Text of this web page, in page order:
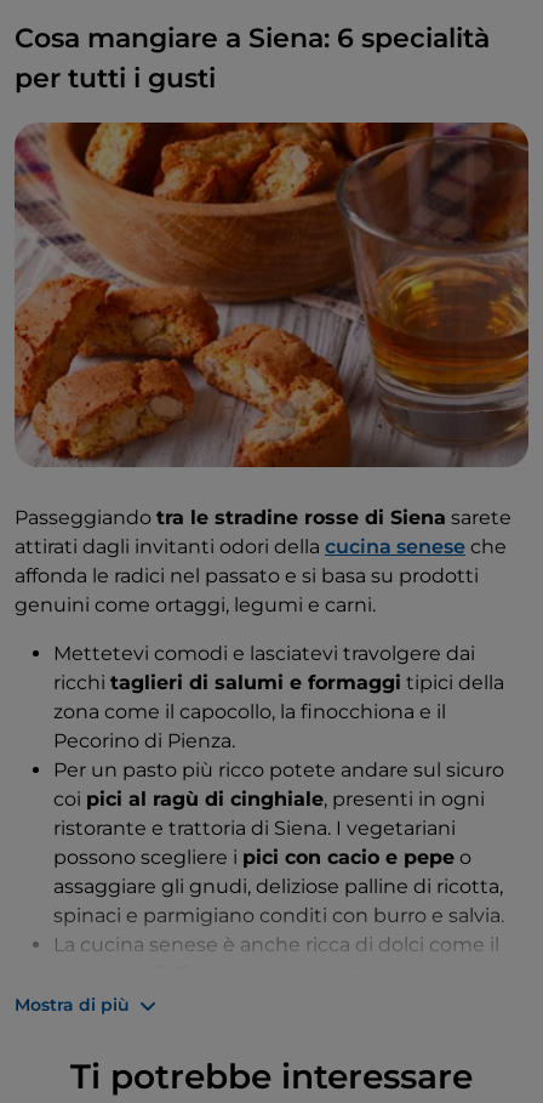
Cosa mangiare a Siena: 6 specialità
per tutti i gusti
Passeggiando tra le stradine rosse di Siena sarete
attirati dagli invitanti odori della cucina senese che
affonda le radici nel passato e si basa su prodotti
genuini come ortaggi, legumi e carni.
Mettetevi comodi e lasciatevi travolgere dai
ricchi taglieri di salumi e formaggi tipici della
zona come il capocollo, la finocchiona e il
Pecorino di Pienza.
Per un pasto più ricco potete andare sul sicuro
coi pici al ragù di cinghiale, presenti in ogni
ristorante e trattoria di Siena. I vegetariani
possono scegliere i pici con cacio e pepe o
assaggiare gli gnudi, deliziose palline di ricotta,
spinaci e parmigiano conditi con burro e salvia.
La cucina senese è anche ricca di dolci come il
presente in qualsiasi bar e pasticceria della città. I
canditi, ma se amate le mandorle dovete provare
ricciarelli di Siena, dolcetti dalla forma ovale a
Mostra di più
Ti potrebbe interessare